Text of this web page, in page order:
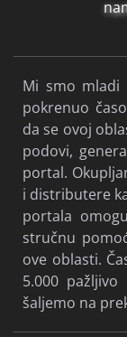
Mi smo mladi
pokrenuo
da se ovoj
podovi,
portal.
i distributere
portala
stručnu
ove oblasti.
5.000
šaljemo na